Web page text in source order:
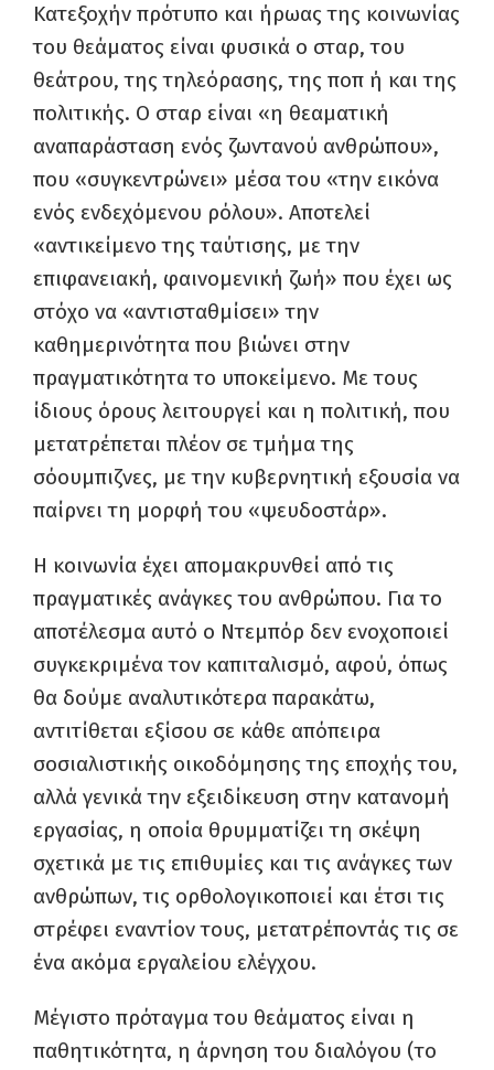
Κατεξοχήν πρότυπο και ήρωας της κοινωνίας
του θεάματος είναι φυσικά ο σταρ, του
θεάτρου, της τηλεόρασης, της ποπ ή και της
πολιτικής. Ο σταρ είναι «η θεαματική
αναπαράσταση ενός ζωντανού ανθρώπου»,
που «συγκεντρώνει» μέσα του «την εικόνα
ενός ενδεχόμενου ρόλου». Αποτελεί
«αντικείμενο της ταύτισης, με την
επιφανειακή, φαινομενική ζωή» που έχει ως
στόχο να «αντισταθμίσει» την
καθημερινότητα που βιώνει στην
πραγματικότητα το υποκείμενο. Με τους
ίδιους όρους λειτουργεί και η πολιτική, που
μετατρέπεται πλέον σε τμήμα της
σόουμπιζνες, με την κυβερνητική εξουσία να
παίρνει τη μορφή του «ψευδοστάρ».
Η κοινωνία έχει απομακρυνθεί από τις
πραγματικές ανάγκες του ανθρώπου. Για το
αποτέλεσμα αυτό ο Ντεμπόρ δεν ενοχοποιεί
συγκεκριμένα τον καπιταλισμό, αφού, όπως
θα δούμε αναλυτικότερα παρακάτω,
αντιτίθεται εξίσου σε κάθε απόπειρα
σοσιαλιστικής οικοδόμησης της εποχής του,
αλλά γενικά την εξειδίκευση στην κατανομή
εργασίας, η οποία θρυμματίζει τη σκέψη
σχετικά με τις επιθυμίες και τις ανάγκες των
ανθρώπων, τις ορθολογικοποιεί και έτσι τις
στρέφει εναντίον τους, μετατρέποντάς τις σε
ένα ακόμα εργαλείου ελέγχου.
Μέγιστο πρόταγμα του θεάματος είναι η
παθητικότητα, η άρνηση του διαλόγου (το